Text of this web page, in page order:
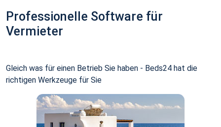
Professionelle Software für
Vermieter
Gleich was für einen Betrieb Sie haben - Beds24 hat die
richtigen Werkzeuge für Sie